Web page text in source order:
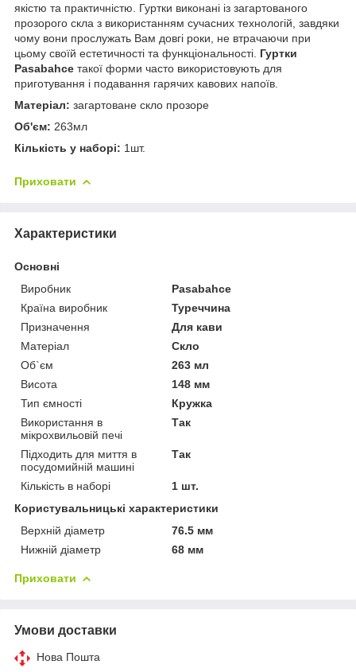
якістю та практичністю. Гуртки виконані із загартованого
прозорого скла з використанням сучасних технологій, завдяки
чому вони прослужать Вам довгі роки, не втрачаючи при
цьому своїй естетичності та функціональності. Гуртки
Pasabahce такої форми часто використовують для
приготування і подавання гарячих кавових напоїв.
Матеріал: загартоване скло прозоре
Об'єм: 263мл
Кількість у наборі: 1шт.
Приховати
Характеристики
Основні
Виробник
Pasabahce
Країна виробник
Туреччина
Призначення
Для кави
Матеріал
Скло
Об`єм
263 мл
Висота
148 мм
Тип ємності
Кружка
Використання в
мікрохвильовій печі
Так
Підходить для миття в
посудомийній машині
Так
Кількість в наборі
1 шт.
Користувальницькі характеристики
Верхній діаметр
76.5 мм
Нижній діаметр
68 мм
Приховати
Умови доставки
Нова Пошта